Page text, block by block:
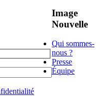
Image
Nouvelle
Qui sommes-
nous ?
Presse
Équipe